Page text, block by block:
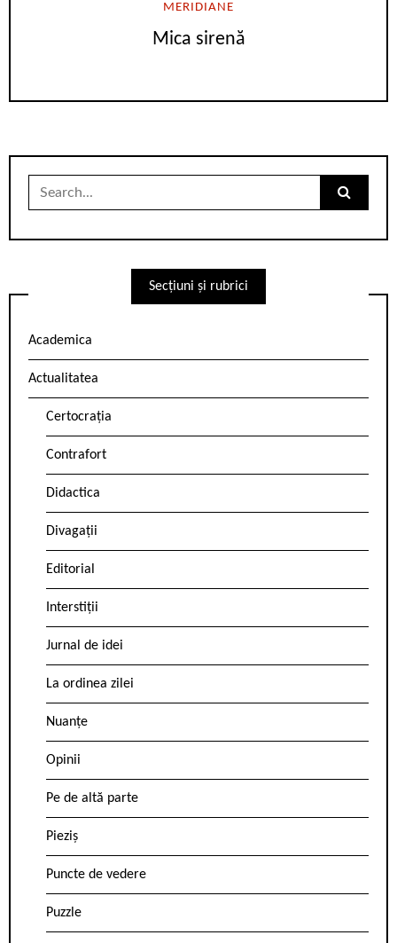
MERIDIANE
Mica sirenă
Search
Secțiuni și rubrici
Academica
Actualitatea
Certocrația
Contrafort
Didactica
Divagații
Editorial
Interstiții
Jurnal de idei
La ordinea zilei
Nuanțe
Opinii
Pe de altă parte
Pieziș
Puncte de vedere
Puzzle